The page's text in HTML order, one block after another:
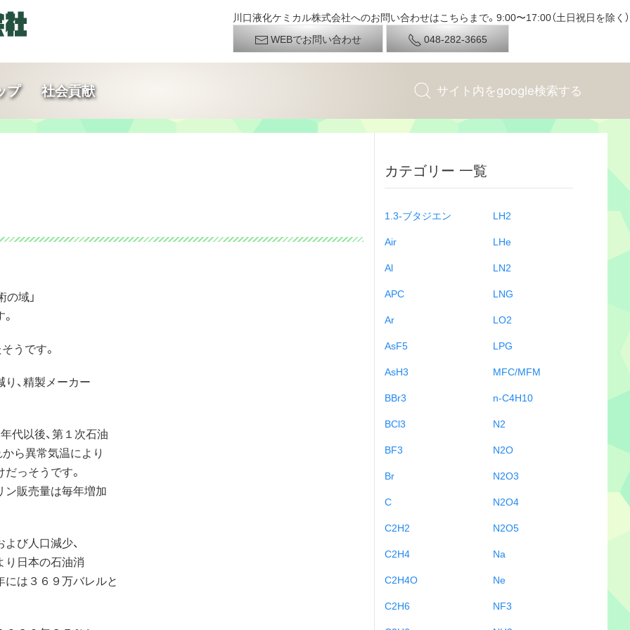
川口液化ケミカル株式会社へのお問い合わせはこちらまで。9:00〜17:00（土日祝日を除く）
WEBでお問い合わせ
048-282-3665
プ 社会貢献
域」
うです。
、精製メーカー
代以後、第１次石油
ら異常気温により
っそうです。
販売量は毎年増加
び人口減少、
り日本の石油消
は３６９万バレルと
カテゴリー 一覧
1.3-ブタジエン
Air
Al
APC
Ar
AsF5
AsH3
BBr3
BCl3
BF3
Br
C
C2H2
C2H4
C2H4O
C2H6
LH2
LHe
LN2
LNG
LO2
LPG
MFC/MFM
n-C4H10
N2
N2O
N2O3
N2O4
N2O5
Na
Ne
NF3